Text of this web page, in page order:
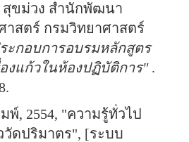
สุขม่วง สำนักพัฒนา
สตร์ กรมวิทยาศาสตร์
ะกอบการอบรมหลักสูตร
งแก้วในห้องปฏิบัติการ".
, 2554, "ความรู้ทั่วไป
วัดปริมาตร", [ระบบ